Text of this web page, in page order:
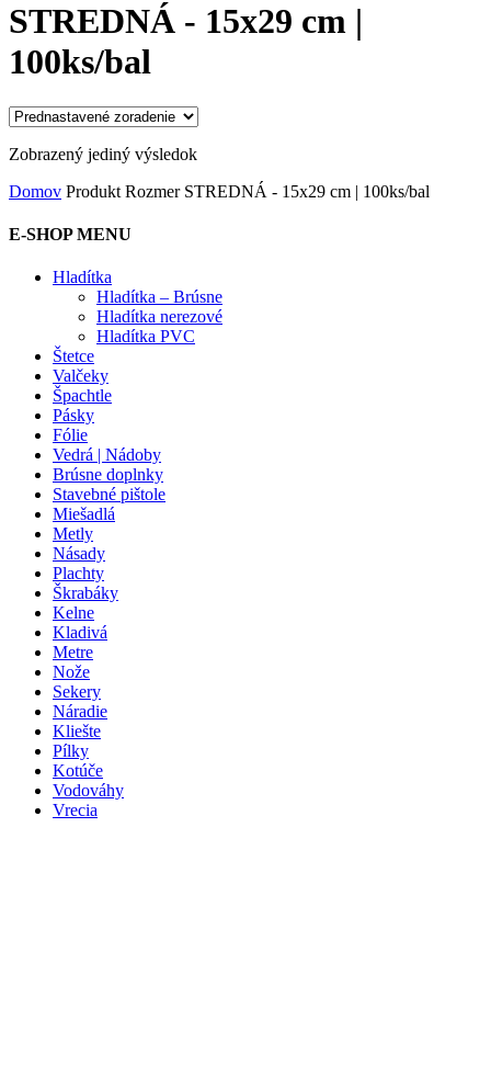
STREDNÁ - 15x29 cm |
100ks/bal
Zobrazený jediný výsledok
Domov Produkt Rozmer STREDNÁ - 15x29 cm | 100ks/bal
E-SHOP MENU
Hladítka
Hladítka – Brúsne
Hladítka nerezové
Hladítka PVC
Štetce
Valčeky
Špachtle
Pásky
Fólie
Vedrá | Nádoby
Brúsne doplnky
Stavebné pištole
Miešadlá
Metly
Násady
Plachty
Škrabáky
Kelne
Kladivá
Metre
Nože
Sekery
Náradie
Kliešte
Pílky
Kotúče
Vodováhy
Vrecia